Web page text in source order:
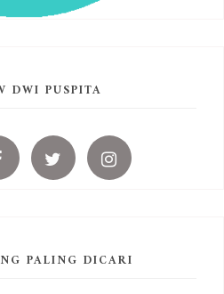
DWI PUSPITA
PALING DICARI